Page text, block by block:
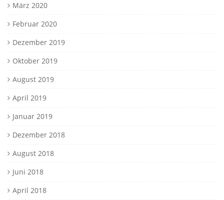
März 2020
Februar 2020
Dezember 2019
Oktober 2019
August 2019
April 2019
Januar 2019
Dezember 2018
August 2018
Juni 2018
April 2018